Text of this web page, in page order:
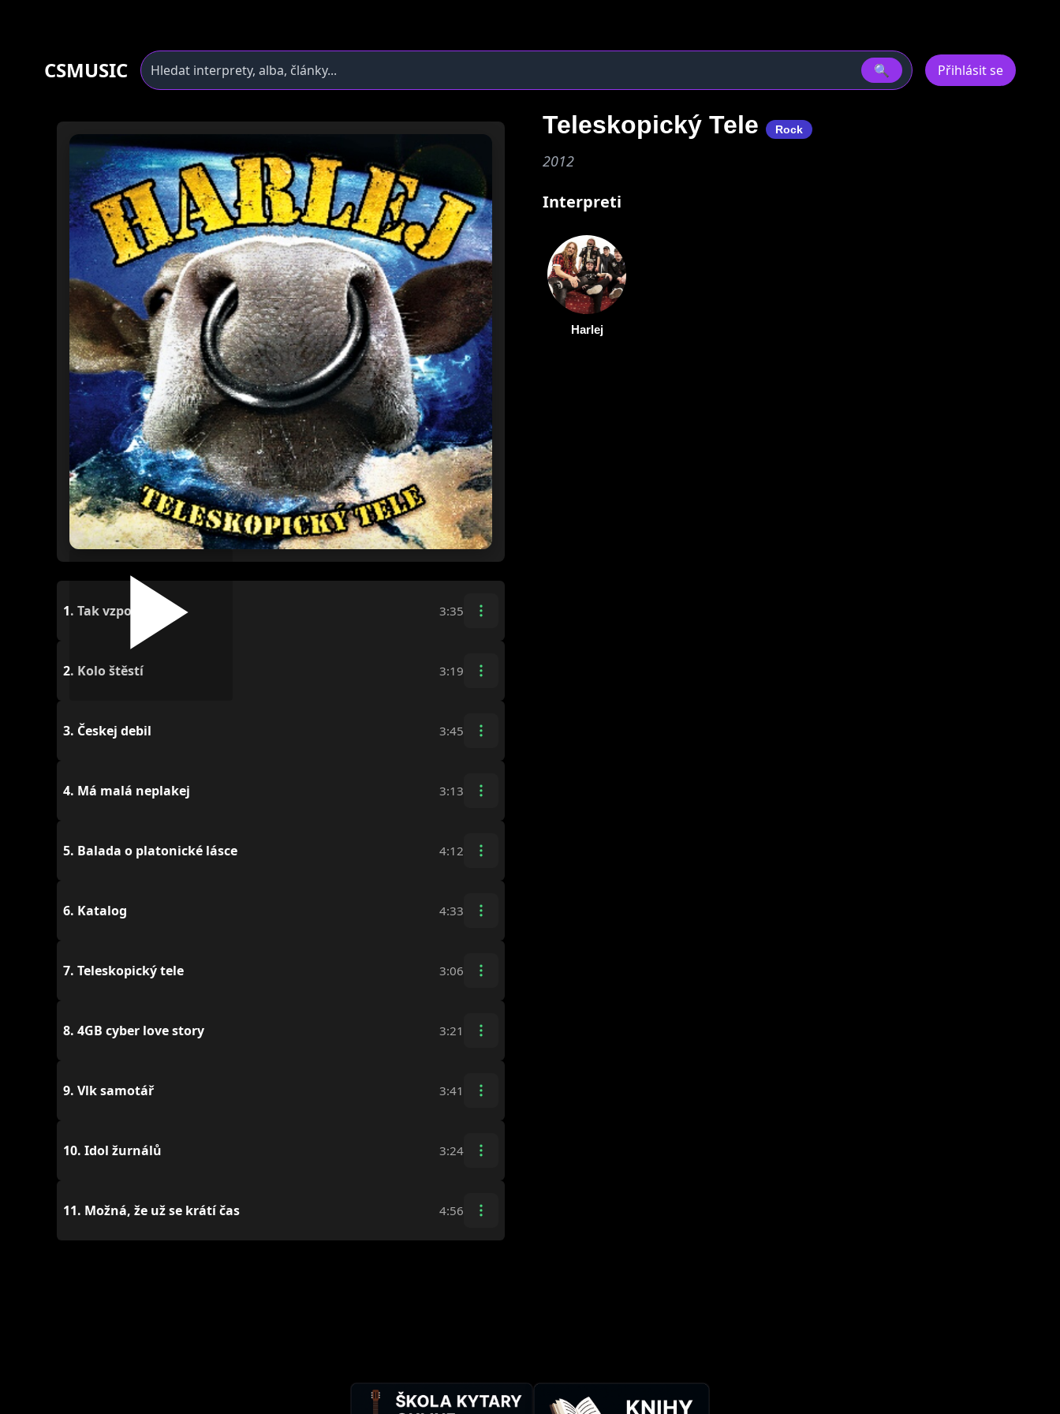
CSMUSIC 🔍 Přihlásit se
1. Tak vzpomínej 3:35
2. Kolo štěstí 3:19
3. Českej debil 3:45
4. Má malá neplakej 3:13
5. Balada o platonické lásce 4:12
6. Katalog 4:33
7. Teleskopický tele 3:06
8. 4GB cyber love story 3:21
9. Vlk samotář 3:41
10. Idol žurnálů 3:24
11. Možná, že už se krátí čas 4:56
Teleskopický Tele Rock
2012
Interpreti
Harlej